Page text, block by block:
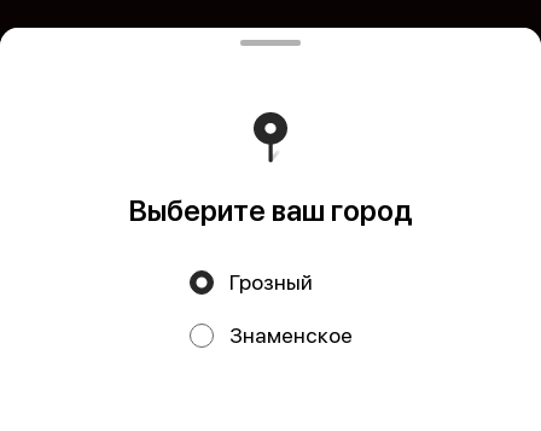
Публичная оферта
Выберите ваш город
Грозный
Знаменское